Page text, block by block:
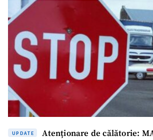
UPDATE
Atenționare de călătorie: